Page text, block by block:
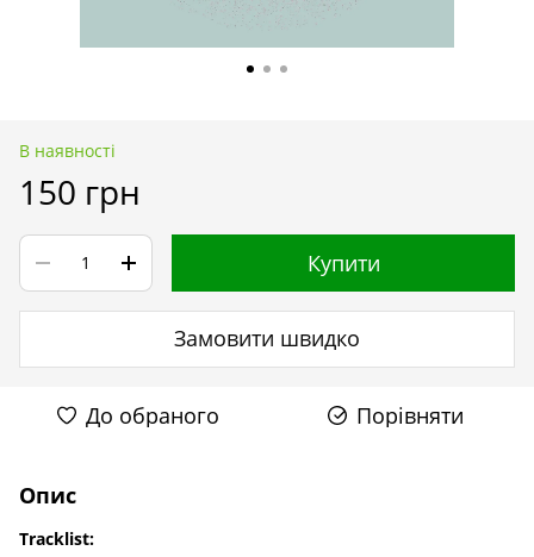
В наявності
150 грн
Купити
Замовити швидко
До обраного Порівняти
Опис
Tracklist: